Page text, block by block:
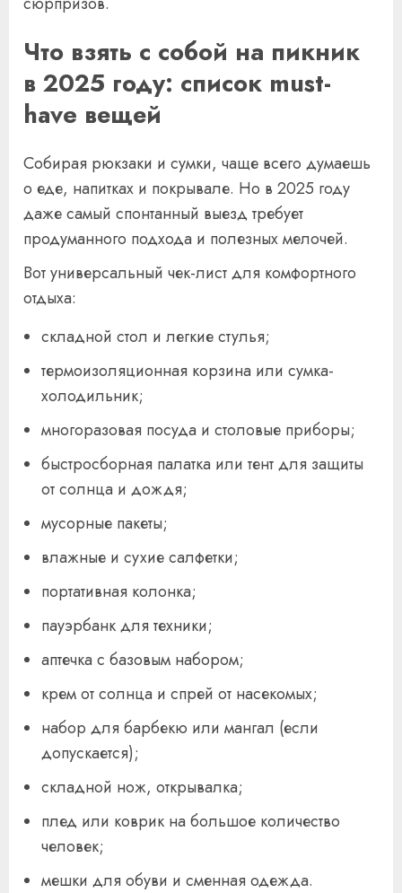
Что взять с собой на пикник
в 2025 году: список must-
have вещей
Собирая рюкзаки и сумки, чаще всего думаешь
о еде, напитках и покрывале. Но в 2025 году
даже самый спонтанный выезд требует
продуманного подхода и полезных мелочей.
Вот универсальный чек-лист для комфортного
отдыха:
складной стол и легкие стулья;
термоизоляционная корзина или сумка-
холодильник;
многоразовая посуда и столовые приборы;
быстросборная палатка или тент для защиты
от солнца и дождя;
мусорные пакеты;
влажные и сухие салфетки;
портативная колонка;
пауэрбанк для техники;
аптечка с базовым набором;
крем от солнца и спрей от насекомых;
набор для барбекю или мангал (если
допускается);
складной нож, открывалка;
плед или коврик на большое количество
человек;
мешки для обуви и сменная одежда.